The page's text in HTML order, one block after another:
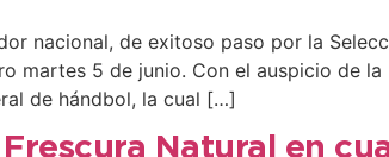
nacional, de exitoso paso por la
martes 5 de junio. Con el auspicio de
de hándbol, la cual […]
Frescura Natural en